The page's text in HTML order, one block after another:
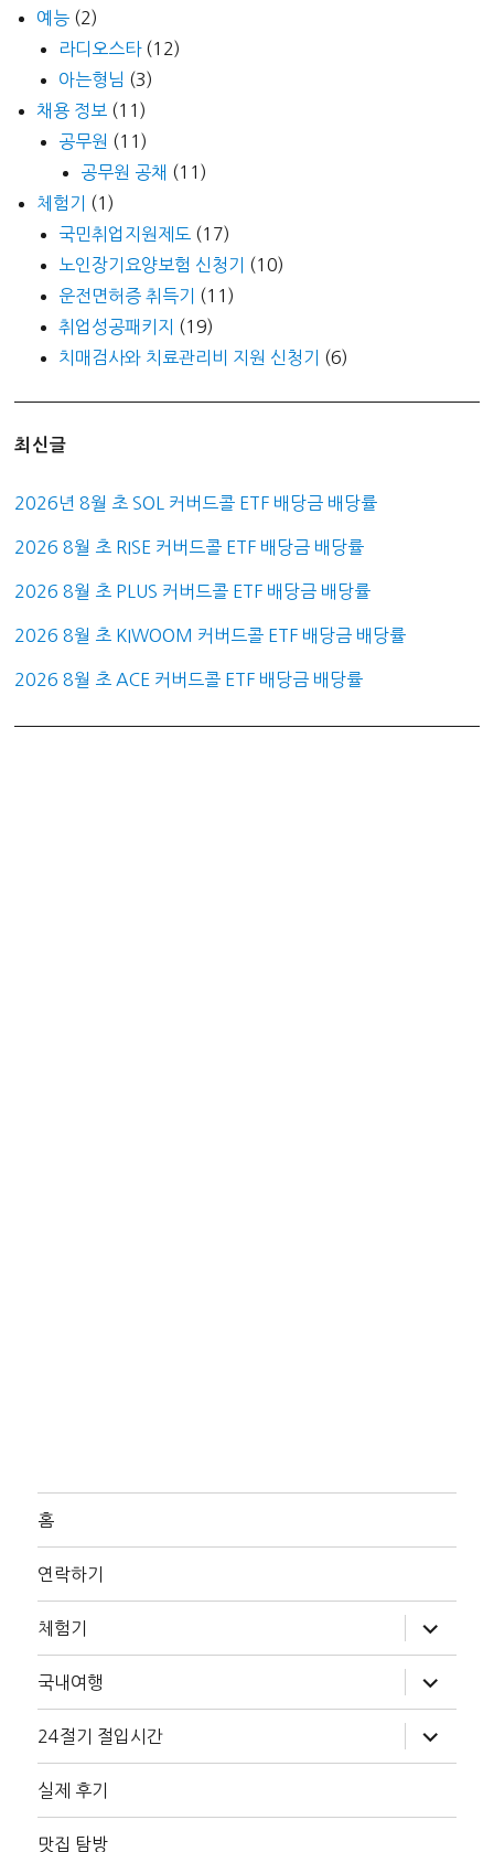
예능 (2)
라디오스타(12)
아는형님 (3)
채용 정보 (11)
공무원 (11)
공무원 공채 (11)
체험기
(1)
국민취업지원제도 (17)
노인장기요양보험 신청기
(10)
운전면허증 취득기
(11)
취업성공패키지
(19)
치매검사와 치료관리비 지원 신청기
(6)
최신글
2026년 8월 초 SOL 커버드콜 ETF 배당금 배당률
2026 8월 초 RISE 커버드콜 ETF 배당금 배당률
2026 8월 초 PLUS 커버드콜 ETF 배당금 배당률
2026 8월 초 KIWOOM 커버드콜 ETF 배당금 배당률
2026 8월 초 ACE 커버드콜 ETF 배당금 배당률
홈
연락하기
체험기
위
메
확
장
국내여행
위
메
확
장
24절기 절입시간
위
메
장
실제 후기
맛집 탐방